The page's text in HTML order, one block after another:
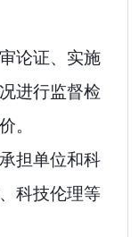
论证、实施
进行监督检
。
担单位和科
科技伦理等